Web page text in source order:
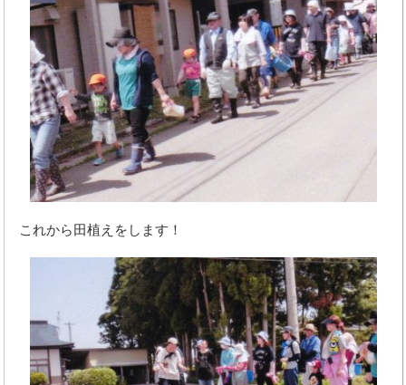
これから田植えをします！